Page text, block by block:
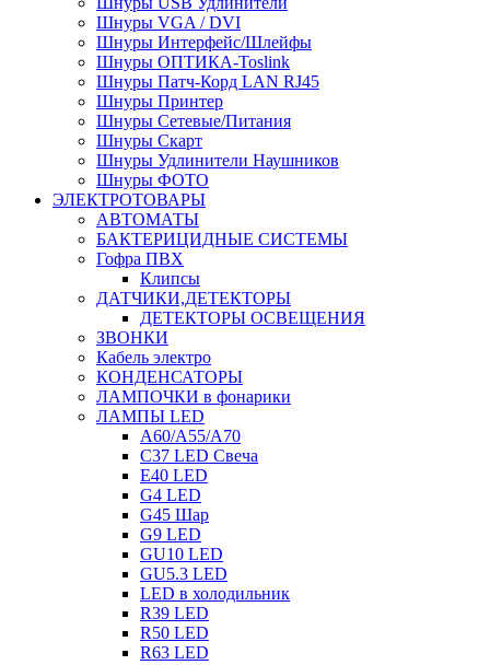
Шнуры VGA / DVI
Шнуры Интерфейс/Шлейфы
Шнуры ОПТИКА-Toslink
Шнуры Патч-Корд LAN RJ45
Шнуры Принтер
Шнуры Сетевые/Питания
Шнуры Скарт
Шнуры Удлинители Наушников
Шнуры ФОТО
ЭЛЕКТРОТОВАРЫ
АВТОМАТЫ
БАКТЕРИЦИДНЫЕ СИСТЕМЫ
Гофра ПВХ
Клипсы
ДАТЧИКИ,ДЕТЕКТОРЫ
ДЕТЕКТОРЫ ОСВЕЩЕНИЯ
ЗВОНКИ
Кабель электро
КОНДЕНСАТОРЫ
ЛАМПОЧКИ в фонарики
ЛАМПЫ LED
A60/A55/A70
C37 LED Свеча
E40 LED
G4 LED
G45 Шар
G9 LED
GU10 LED
GU5.3 LED
LED в холодильник
R39 LED
R50 LED
R63 LED